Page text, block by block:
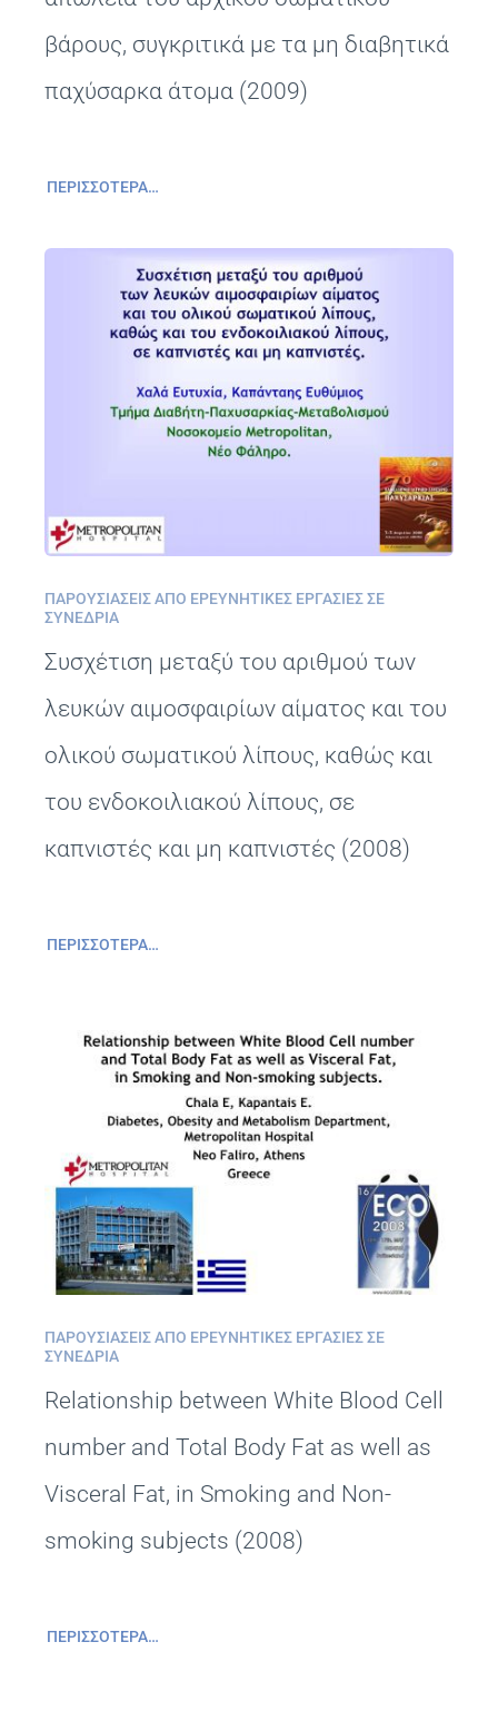
βάρους, συγκριτικά με τα μη διαβητικά
παχύσαρκα άτομα (2009)
ΠΕΡΙΣΣΌΤΕΡΑ…
ΠΑΡΟΥΣΙΆΣΕΙΣ ΑΠΌ ΕΡΕΥΝΗΤΙΚΈΣ ΕΡΓΑΣΊΕΣ ΣΕ
ΣΥΝΈΔΡΙΑ
Συσχέτιση μεταξύ του αριθμού των
λευκών αιμοσφαιρίων αίματος και του
ολικού σωματικού λίπους, καθώς και
του ενδοκοιλιακού λίπους, σε
καπνιστές και μη καπνιστές (2008)
ΠΕΡΙΣΣΌΤΕΡΑ…
ΠΑΡΟΥΣΙΆΣΕΙΣ ΑΠΌ ΕΡΕΥΝΗΤΙΚΈΣ ΕΡΓΑΣΊΕΣ ΣΕ
ΣΥΝΈΔΡΙΑ
Relationship between White Blood Cell
number and Total Body Fat as well as
Visceral Fat, in Smoking and Non-
smoking subjects (2008)
ΠΕΡΙΣΣΌΤΕΡΑ…